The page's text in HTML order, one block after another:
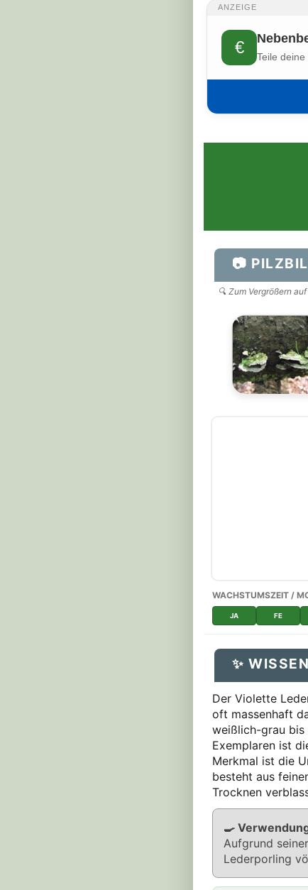
ANZEIGE
€ Teile
📷
🔍 Zum Vergrößern
WACHSTUMSZEIT /
JA FE
✨
Der Violette
oft massenhaft
weißlich-grau
Exemplaren ist
Merkmal ist die
besteht aus
Trocknen
🍳
Aufgrund
Lederporling